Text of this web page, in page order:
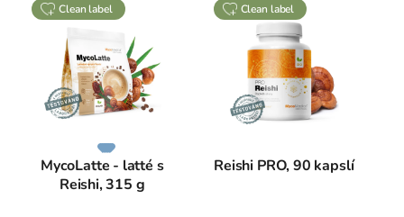
clean label
MycoLatte - latté s
Reishi, 315 g
clean label
Reishi PRO, 90 kapslí